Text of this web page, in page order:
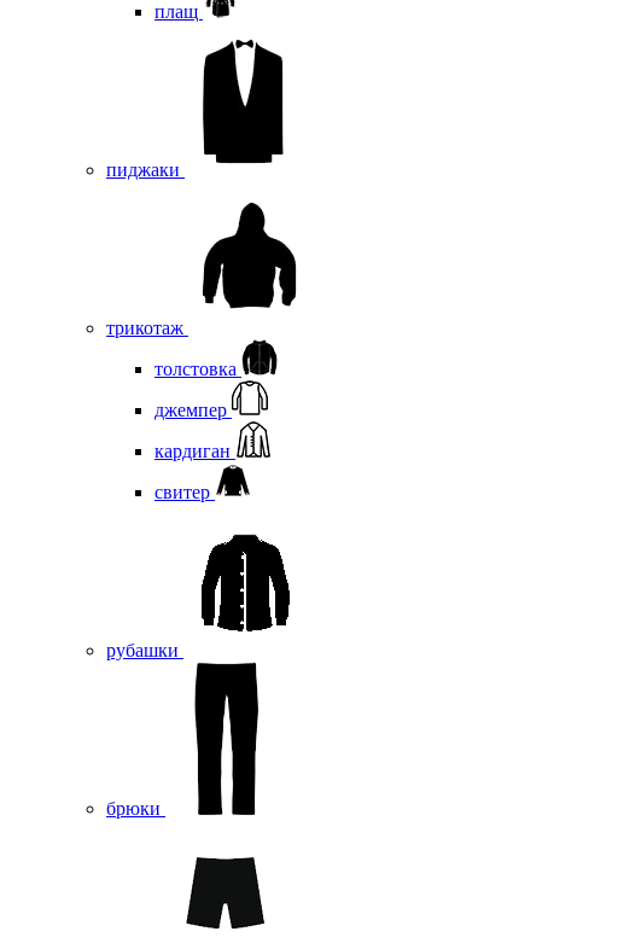
плащ
пиджаки
трикотаж
толстовка
джемпер
кардиган
свитер
рубашки
брюки